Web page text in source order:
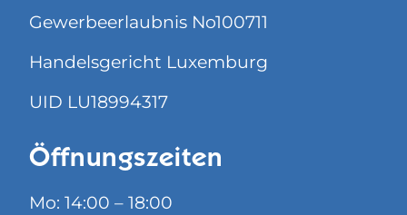
Gewerbeerlaubnis No100711
Handelsgericht Luxemburg
UID LU18994317
Öffnungszeiten
Mo: 14:00 – 18:00